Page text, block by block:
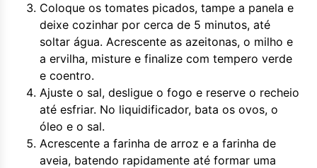
Coloque os tomates picados, tampe a panela e
deixe cozinhar por cerca de 5 minutos, até
soltar água. Acrescente as azeitonas, o milho e
a ervilha, misture e finalize com tempero verde
e coentro.
Ajuste o sal, desligue o fogo e reserve o recheio
até esfriar. No liquidificador, bata os ovos, o
óleo e o sal.
Acrescente a farinha de arroz e a farinha de
aveia, batendo rapidamente até formar uma